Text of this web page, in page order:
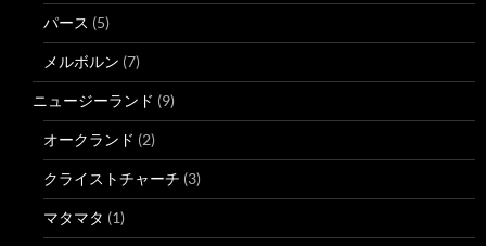
パース (5)
メルボルン (7)
ニュージーランド (9)
オークランド (2)
クライストチャーチ (3)
マタマタ (1)